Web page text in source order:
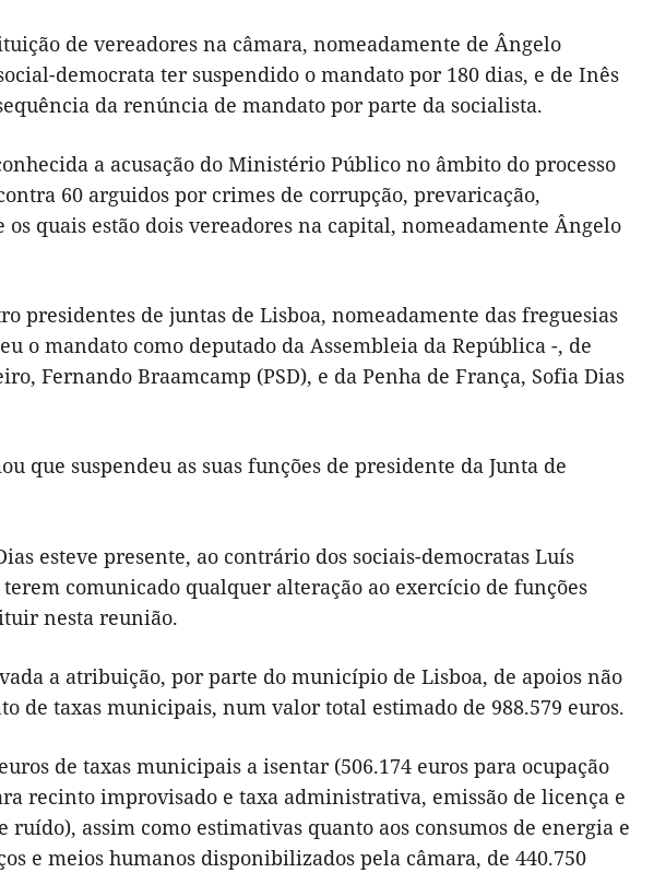
de vereadores na câmara, nomeadamente de Ângelo
democrata ter suspendido o mandato por 180 dias, e de Inês
da renúncia de mandato por parte da socialista.
a acusação do Ministério Público no âmbito do processo
60 arguidos por crimes de corrupção, prevaricação,
quais estão dois vereadores na capital, nomeadamente Ângelo
presidentes de juntas de Lisboa, nomeadamente das freguesias
o mandato como deputado da Assembleia da República -, de
Fernando Braamcamp (PSD), e da Penha de França, Sofia Dias
que suspendeu as suas funções de presidente da Junta de
esteve presente, ao contrário dos sociais-democratas Luís
comunicado qualquer alteração ao exercício de funções
nesta reunião.
a atribuição, por parte do município de Lisboa, de apoios não
de taxas municipais, num valor total estimado de 988.579 euros.
de taxas municipais a isentar (506.174 euros para ocupação
recinto improvisado e taxa administrativa, emissão de licença e
assim como estimativas quanto aos consumos de energia e
e meios humanos disponibilizados pela câmara, de 440.750